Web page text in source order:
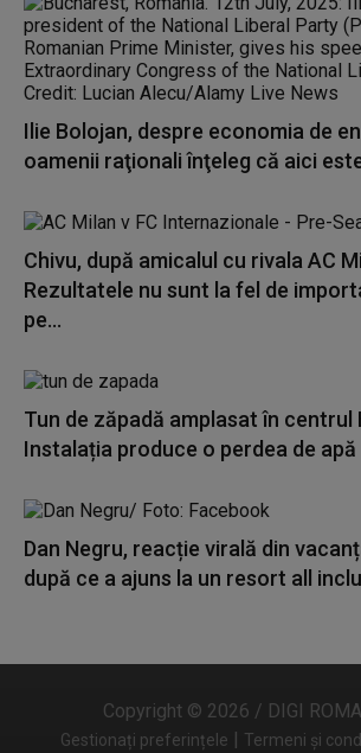
Ilie Bolojan, despre economia de
oamenii raţionali înţeleg că aici
Chivu, după amicalul cu rivala AC
Rezultatele nu sunt la fel de
pe...
Tun de zăpadă amplasat în centrul
Instalația produce o perdea de apă
Dan Negru, reacție virală din
după ce a ajuns la un resort all
Copyright © 2026 / DIGI
Gestionați preferințele | Termeni și